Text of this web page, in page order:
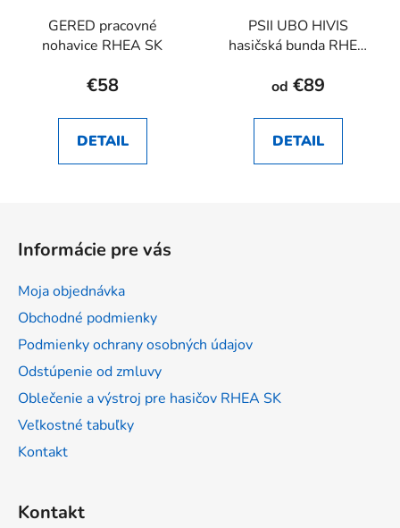
GERED pracovné
nohavice RHEA SK
€58
DETAIL
PSII UBO HIVIS
hasičská bunda RHEA
od €89
DETAIL
Informácie pre vás
Moja objednávka
Obchodné podmienky
Podmienky ochrany osobných údajov
Odstúpenie od zmluvy
Oblečenie a výstroj pre hasičov RHEA SK
Veľkostné tabuľky
Kontakt
Kontakt